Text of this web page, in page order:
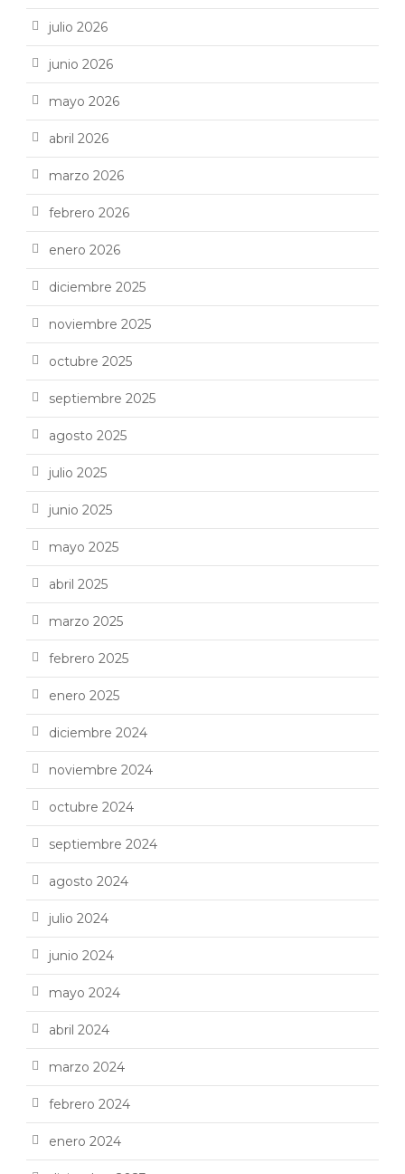
julio 2026
junio 2026
mayo 2026
abril 2026
marzo 2026
febrero 2026
enero 2026
diciembre 2025
noviembre 2025
octubre 2025
septiembre 2025
agosto 2025
julio 2025
junio 2025
mayo 2025
abril 2025
marzo 2025
febrero 2025
enero 2025
diciembre 2024
noviembre 2024
octubre 2024
septiembre 2024
agosto 2024
julio 2024
junio 2024
mayo 2024
abril 2024
marzo 2024
febrero 2024
enero 2024